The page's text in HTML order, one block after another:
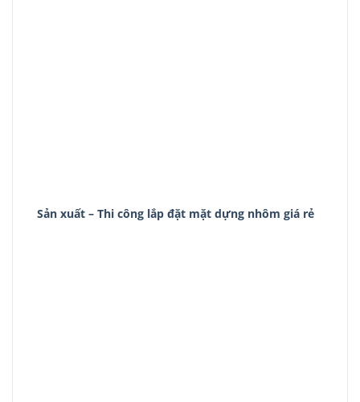
Sản xuất – Thi công lắp đặt mặt dựng nhôm giá rẻ